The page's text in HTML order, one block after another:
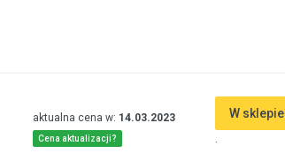
aktualna cena w: 14.03.2023
Cena aktualizacji?
W sklepie
.